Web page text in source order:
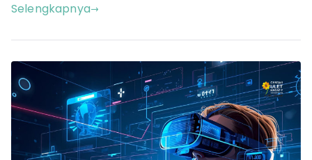
Selengkapnya